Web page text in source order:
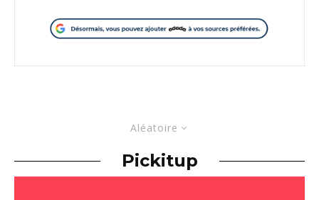
Aléatoire
Pickitup